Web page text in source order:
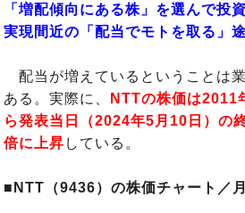
「増配傾向にある株」を選んで投
実現間近の「配当でモトを取る」
配当が増えているということは
ある。実際に、
NTTの株価は2011
ら発表当日（2024年5月10日）の
倍に上昇 している。
■NTT（9436）の株価チャート／